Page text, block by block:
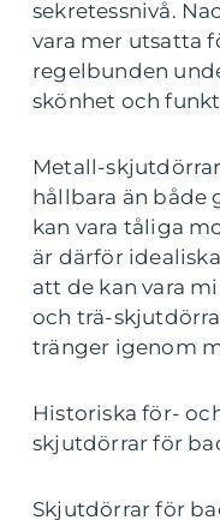
sekretessnivå.
vara mer utsatta
regelbunden
skönhet och
Metall-
hållbara än både
kan vara tåliga
är därför
att de kan vara
och trä-
tränger igenom
Historiska för-
skjutdörrar för
Skjutdörrar för